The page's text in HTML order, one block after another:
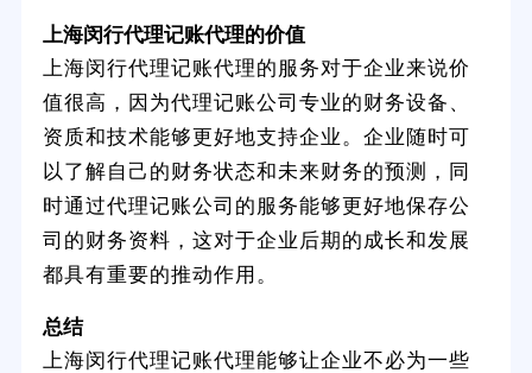
上海闵行代理记账代理的价值
上海闵行代理记账代理的服务对于企业来说价
值很高，因为代理记账公司专业的财务设备、
资质和技术能够更好地支持企业。企业随时可
以了解自己的财务状态和未来财务的预测，同
时通过代理记账公司的服务能够更好地保存公
司的财务资料，这对于企业后期的成长和发展
都具有重要的推动作用。
总结
上海闵行代理记账代理能够让企业不必为一些